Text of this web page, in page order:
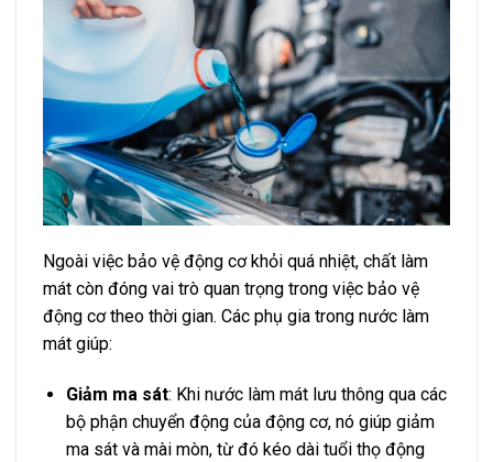
Ngoài việc bảo vệ động cơ khỏi quá nhiệt, chất làm
mát còn đóng vai trò quan trọng trong việc bảo vệ
động cơ theo thời gian. Các phụ gia trong nước làm
mát giúp:
Giảm ma sát: Khi nước làm mát lưu thông qua các
bộ phận chuyển động của động cơ, nó giúp giảm
ma sát và mài mòn, từ đó kéo dài tuổi thọ động